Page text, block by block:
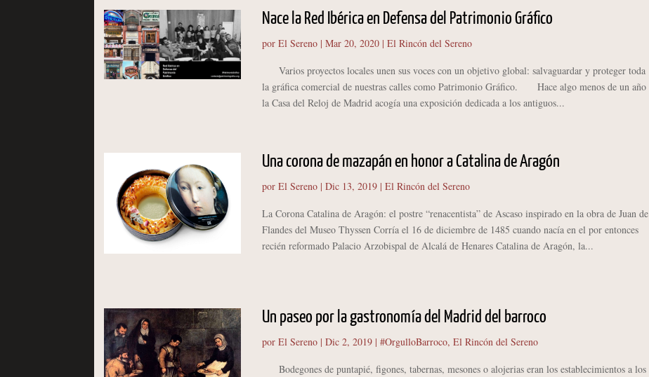
Nace la Red Ibérica en Defensa del Patrimonio Gráfico
por El Sereno| Mar 20, 2020| El Rincón del Sereno
Varios proyectos locales unen sus voces con un objetivo global: salvaguardar y proteger toda
la gráfica comercial de nuestras calles como Patrimonio Gráfico. Hace algo menos de un año
la Casa del Reloj de Madrid acogía una exposición dedicada a los antiguos...
Una corona de mazapán en honor a Catalina de Aragón
por El Sereno| Dic 13, 2019| El Rincón del Sereno
La Corona Catalina de Aragón: el postre “renacentista” de Ascaso inspirado en la obra de Juan de
Flandes del Museo Thyssen Corría el 16 de diciembre de 1485 cuando nacía en el por entonces
recién reformado Palacio Arzobispal de Alcalá de Henares Catalina de Aragón, la...
Un paseo por la gastronomía del Madrid del barroco
por El Sereno| Dic 2, 2019| #OrgulloBarroco, El Rincón del Sereno
Bodegones de puntapié, figones, tabernas, mesones o alojerias eran los establecimientos a los